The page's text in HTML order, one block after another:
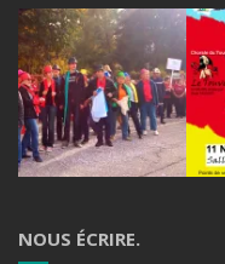
NOUS ÉCRIRE.